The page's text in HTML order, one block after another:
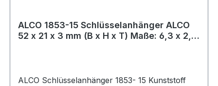
ALCO 1853-15 Schlüsselanhänger ALCO
52 x 21 x 3 mm (B x H x T) Maße: 6,3 x 2,8
ALCO Schlüsselanhänger 1853- 15 Kunststoff